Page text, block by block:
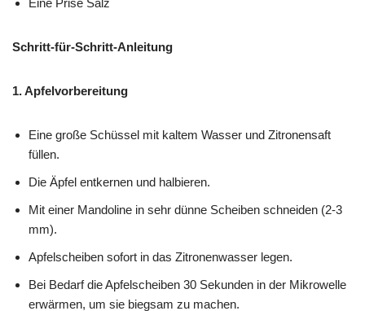
Eine Prise Salz
Schritt-für-Schritt-Anleitung
1. Apfelvorbereitung
Eine große Schüssel mit kaltem Wasser und Zitronensaft
füllen.
Die Äpfel entkernen und halbieren.
Mit einer Mandoline in sehr dünne Scheiben schneiden (2-3
mm).
Apfelscheiben sofort in das Zitronenwasser legen.
Bei Bedarf die Apfelscheiben 30 Sekunden in der Mikrowelle
erwärmen, um sie biegsam zu machen.